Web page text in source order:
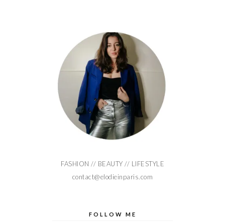
FASHION // BEAUTY // LIFESTYLE
contact@elodieinparis.com
FOLLOW ME